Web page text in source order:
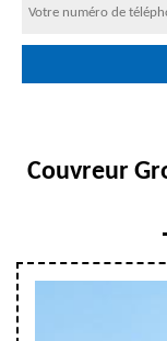
Couvreur